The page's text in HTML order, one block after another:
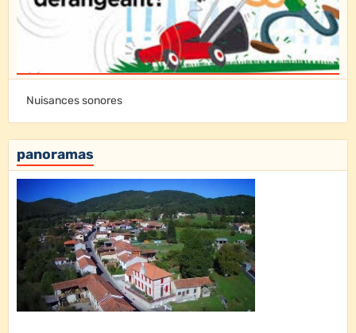
Nuisances sonores
panoramas